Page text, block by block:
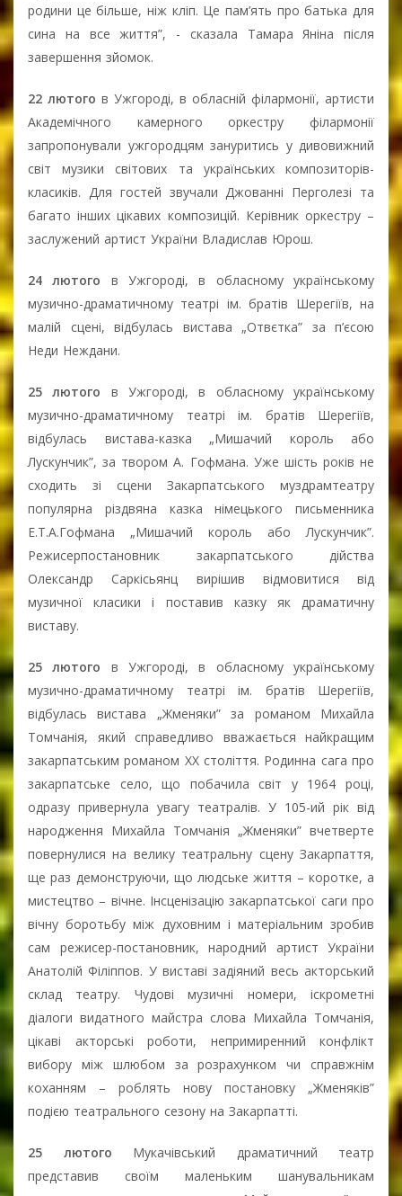
родини це більше, ніж кліп. Це пам’ять про батька для
сина на все життя”, - сказала Тамара Яніна після
завершення зйомок.
22 лютого в Ужгороді, в обласній філармонії, артисти
Академічного камерного оркестру філармонії
запропонували ужгородцям зануритись у дивовижний
світ музики світових та українських композиторів-
класиків. Для гостей звучали Джованні Перголезі та
багато інших цікавих композицій. Керівник оркестру –
заслужений артист України Владислав Юрош.
24 лютого в Ужгороді, в обласному українському
музично-драматичному театрі ім. братів Шерегіїв, на
малій сцені, відбулась вистава „Отвєтка” за п’єсою
Неди Неждани.
25 лютого в Ужгороді, в обласному українському
музично-драматичному театрі ім. братів Шерегіїв,
відбулась вистава-казка „Мишачий король або
Лускунчик”, за твором А. Гофмана. Уже шість років не
сходить зі сцени Закарпатського муздрамтеатру
популярна різдвяна казка німецького письменника
Е.Т.А.Гофмана „Мишачий король або Лускунчик”.
Режисер­постановник закарпатського дійства
Олександр Саркісьянц вирішив відмовитися від
музичної класики і поставив казку як драматичну
виставу.
25 лютого в Ужгороді, в обласному українському
музично-драматичному театрі ім. братів Шерегіїв,
відбулась вистава „Жменяки” за романом Михайла
Томчанія, який справедливо вважається найкращим
закарпатським романом ХХ століття. Родинна сага про
закарпатське село, що побачила світ у 1964 році,
одразу привернула увагу театралів. У 105-ий рік від
народження Михайла Томчанія „Жменяки” вчетверте
повернулися на велику театральну сцену Закарпаття,
ще раз демонструючи, що людське життя – коротке, а
мистецтво – вічне. Інсценізацію закарпатської саги про
вічну боротьбу між духовним і матеріальним зробив
сам режисер-постановник, народний артист України
Анатолій Філіппов. У виставі задіяний весь акторський
склад театру. Чудові музичні номери, іскрометні
діалоги видатного майстра слова Михайла Томчанія,
цікаві акторські роботи, непримиренний конфлікт
вибору між шлюбом за розрахунком чи справжнім
коханням – роблять нову постановку „Жменяків”
подією театрального сезону на Закарпатті.
25 лютого Мукачівський драматичний театр
представив своїм маленьким шанувальникам